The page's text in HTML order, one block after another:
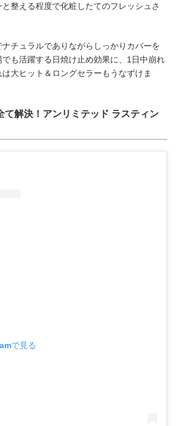
整える程度で化粧したてのフレッシュさ
チュラルでありながらしっかりカバーを
でも活躍する日焼け止め効果に、1日中崩れ
大ヒット＆ロングセラーもうなずけま
て解決！アンリミテッド ラスティン
で見る